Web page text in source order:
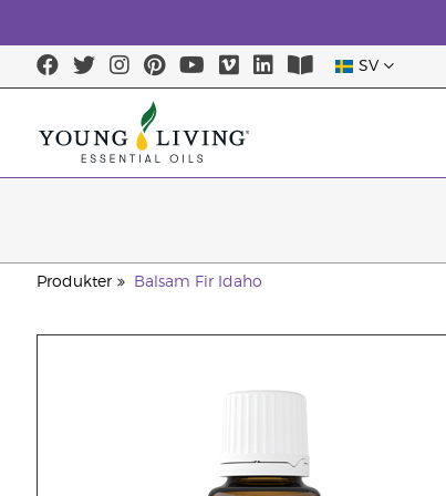
SV
Produkter Balsam Fir Idaho